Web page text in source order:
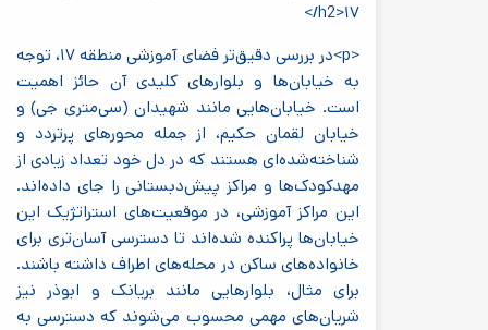
۱۷<‎/h2>
<p>در بررسی دقیق‌تر فضای آموزشی منطقه ۱۷، توجه
به خیابان‌ها و بلوارهای کلیدی آن حائز اهمیت
است. خیابان‌هایی مانند شهیدان (سی‌متری جی) و
خیابان لقمان حکیم، از جمله محورهای پرتردد و
شناخته‌شده‌ای هستند که در دل خود تعداد زیادی از
مهدکودک‌ها و مراکز پیش‌دبستانی را جای داده‌اند.
این مراکز آموزشی، در موقعیت‌های استراتژیک این
خیابان‌ها پراکنده شده‌اند تا دسترسی آسان‌تری برای
خانواده‌های ساکن در محله‌های اطراف داشته باشند.
برای مثال، بلوارهایی مانند بریانک و ابوذر نیز
شریان‌های مهمی محسوب می‌شوند که دسترسی به